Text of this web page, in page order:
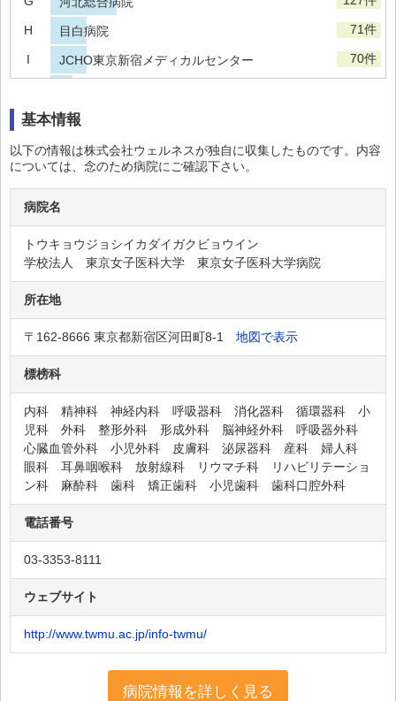
H 目白病院 71件
I JCHO東京新宿メディカルセンター 70件
K 中野総合病院
L 東京都立大久保病院 22件
M JCHO東京山手メディカルセンター
救世軍ブース記念病院
杉並リハビリテーション病院
武蔵野療園病院
城西病院
杉並病院
小原病院
ロイヤル病院
寺田病院
河北リハビリテーション病院
クリニカルリサーチ東京病院
医療法人社団 活寿会 東京ひざ関節症クリニック
新宿駅前クリニック 皮膚科 内科 泌尿器科
アイランドタワークリニック
基本情報
以下の情報は株式会社ウェルネスが独自に収集したものです。内容
については、念のため病院にご確認下さい。
病院名
トウキョウジョシイカダイガクビョウイン
学校法人 東京女子医科大学 東京女子医科大学病院
所在地
〒162-8666 東京都新宿区河田町8-1 地図で表示
標榜科
内科 精神科 神経内科 呼吸器科 消化器科 循環器科 小
児科 外科 整形外科 形成外科 脳神経外科 呼吸器外科
心臓血管外科 小児外科 皮膚科 泌尿器科 産科 婦人科
眼科 耳鼻咽喉科 放射線科 リウマチ科 リハビリテーショ
ン科 麻酔科 歯科 矯正歯科 小児歯科 歯科口腔外科
電話番号
03-3353-8111
ウェブサイト
http://www.twmu.ac.jp/info-twmu/
病院情報を詳しく見る